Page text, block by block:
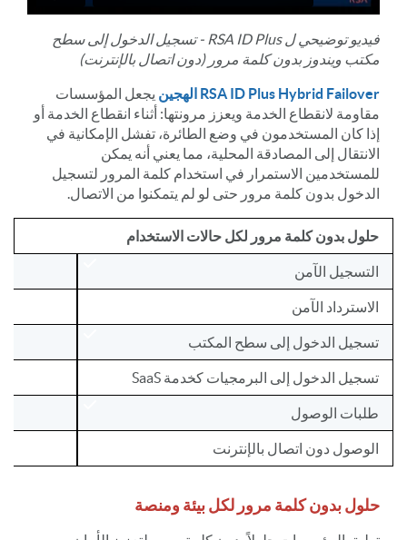
فيديو توضيحي ل RSA ID Plus - تسجيل الدخول إلى سطح
مكتب ويندوز بدون كلمة مرور (دون اتصال بالإنترنت)
RSA ID Plus Hybrid Failover الهجين
يجعل المؤسسات
مقاومة لانقطاع الخدمة ويعزز مرونتها: أثناء انقطاع الخدمة أو
إذا كان المستخدمون في وضع الطائرة، تفشل الإمكانية في
الانتقال إلى المصادقة المحلية، مما يعني أنه يمكن
للمستخدمين الاستمرار في استخدام كلمة المرور لتسجيل
الدخول بدون كلمة مرور حتى لو لم يتمكنوا من الاتصال.
حلول بدون كلمة مرور لكل حالات الاستخدام
التسجيل الآمن
الاسترداد الآمن
تسجيل الدخول إلى سطح المكتب
تسجيل الدخول إلى البرمجيات كخدمة SaaS
طلبات الوصول
الوصول دون اتصال بالإنترنت
حلول بدون كلمة مرور لكل بيئة ومنصة